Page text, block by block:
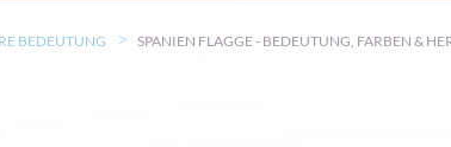
BEDEUTUNG SPANIEN FLAGGE - BEDEUTUNG, FARBEN &